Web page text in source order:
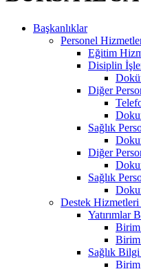
Başkanlıklar
Personel
Eğitim
Disiplin
Diğer
Sağlık
Diğer
Sağlık
Destek Hizmetleri
Yatırımlar
Birim
Birim
Sağlık
Birim